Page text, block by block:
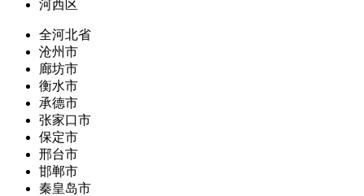
河西区
全河北省
沧州市
廊坊市
衡水市
承德市
张家口市
保定市
邢台市
邯郸市
秦皇岛市